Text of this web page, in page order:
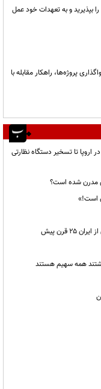
و به تعهدات خود عمل
پروژه‌ها، راهکار مقابله با
تا تسخیر دستگاه نظارتی
مدرن شده است؟
است!»
همه سهیم هستند